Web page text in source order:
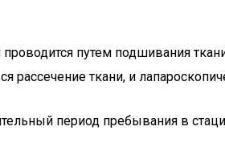
путем подшивания
ткани, и
период пребывания в